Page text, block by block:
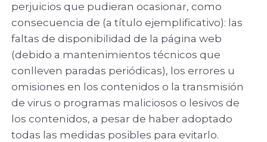
perjuicios que pudieran ocasionar, como
consecuencia de (a título ejemplificativo): las
faltas de disponibilidad de la página web
(debido a mantenimientos técnicos que
conlleven paradas periódicas), los errores u
omisiones en los contenidos o la transmisión
de virus o programas maliciosos o lesivos de
los contenidos, a pesar de haber adoptado
todas las medidas posibles para evitarlo.